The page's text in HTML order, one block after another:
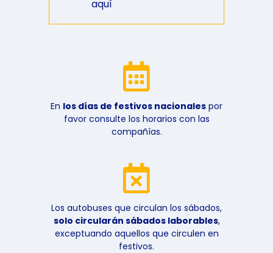
aquí
En los días de festivos nacionales por
favor consulte los horarios con las
compañías.
Los autobuses que circulan los sábados,
solo circularán sábados laborables,
exceptuando aquellos que circulen en
festivos.